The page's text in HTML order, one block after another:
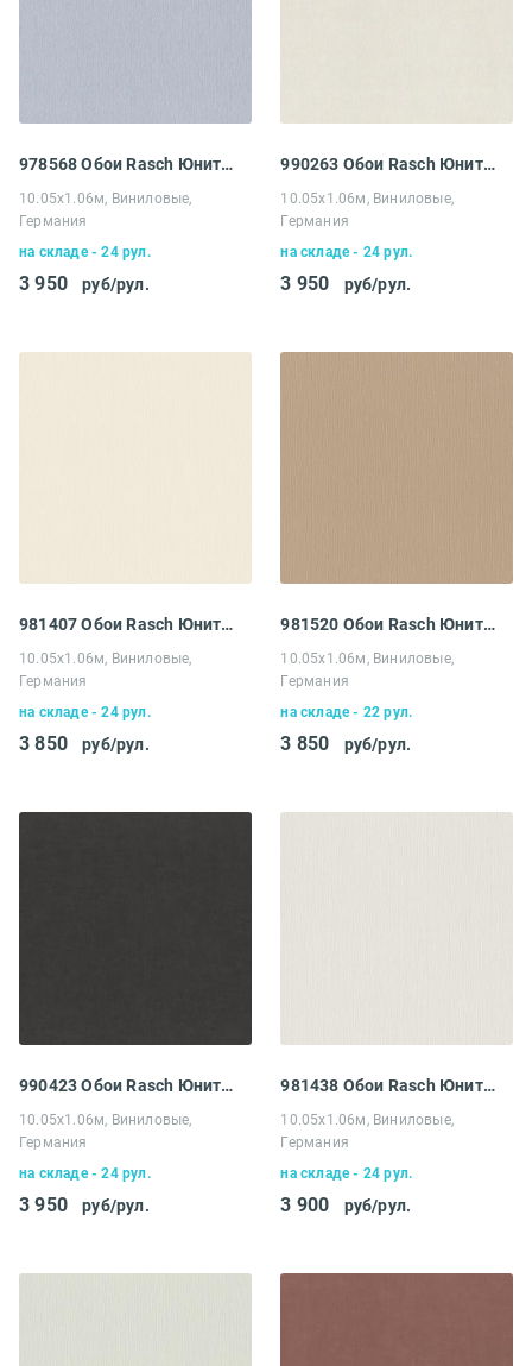
978568 Обои Rasch Юнитекс
10.05х1.06м, Виниловые,
Германия
на складе - 24 рул.
3 950 руб/рул.
990263 Обои Rasch Юнитекс
10.05х1.06м, Виниловые,
Германия
на складе - 24 рул.
3 950 руб/рул.
981407 Обои Rasch Юнитекс
10.05х1.06м, Виниловые,
Германия
на складе - 24 рул.
3 850 руб/рул.
981520 Обои Rasch Юнитекс
10.05х1.06м, Виниловые,
Германия
на складе - 22 рул.
3 850 руб/рул.
990423 Обои Rasch Юнитекс
10.05х1.06м, Виниловые,
Германия
на складе - 24 рул.
3 950 руб/рул.
981438 Обои Rasch Юнитекс
10.05х1.06м, Виниловые,
Германия
на складе - 24 рул.
3 900 руб/рул.